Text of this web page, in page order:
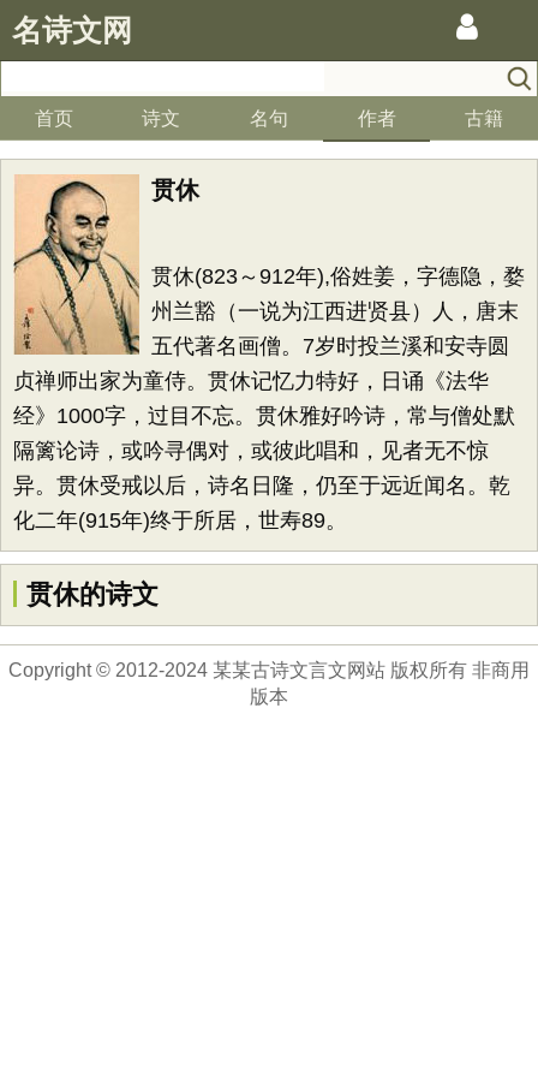
名诗文网
首页 诗文 名句 作者 古籍
贯休
贯休(823～912年),俗姓姜，字德隐，婺
州兰豁（一说为江西进贤县）人，唐末
五代著名画僧。7岁时投兰溪和安寺圆
贞禅师出家为童侍。贯休记忆力特好，日诵《法华
经》1000字，过目不忘。贯休雅好吟诗，常与僧处默
隔篱论诗，或吟寻偶对，或彼此唱和，见者无不惊
异。贯休受戒以后，诗名日隆，仍至于远近闻名。乾
化二年(915年)终于所居，世寿89。
贯休的诗文
Copyright © 2012-2024 某某古诗文言文网站 版权所有 非商用
版本